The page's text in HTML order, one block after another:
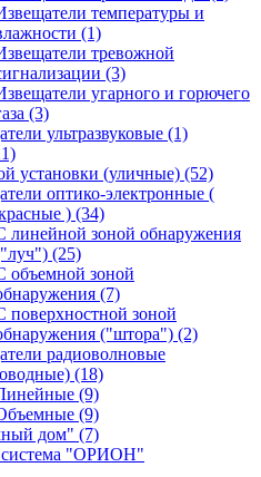
температуры и
(1)
тревожной
(3)
угарного и горючего
(3)
ультразвуковые (1)
установки (уличные) (52)
оптико-электронные (
) (34)
линейной зоной обнаружения
(25)
объемной зоной
(7)
поверхностной зоной
("штора") (2)
радиоволновые
(18)
(9)
(9)
дом" (7)
система "ОРИОН"